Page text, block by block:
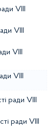
VIIІ
VIIІ
VIIІ
VIIІ
ради VIIІ
ради VIIІ